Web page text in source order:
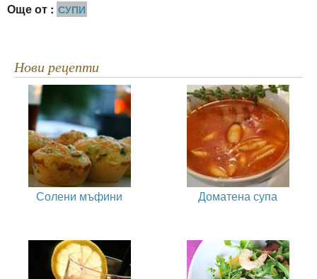
Още от : СУПИ
Нови рецепти
Солени мъфини Доматена супа